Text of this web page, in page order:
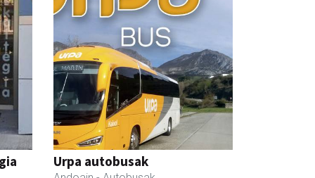
Urpa autobusak